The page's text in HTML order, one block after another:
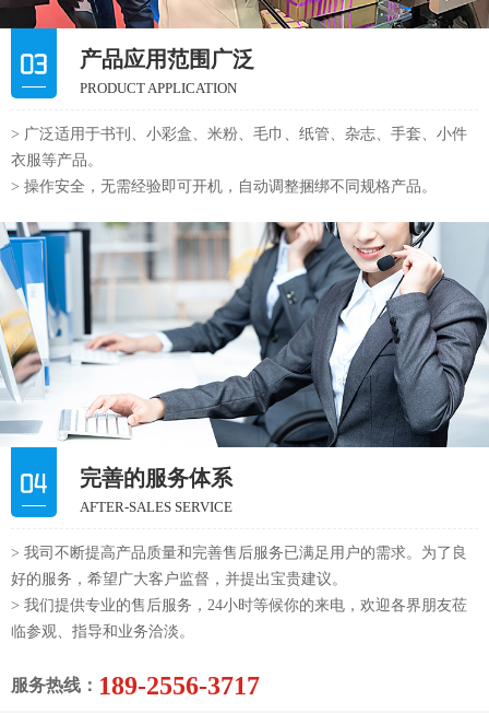
产品应用范围广泛
PRODUCT APPLICATION
> 广泛适用于书刊、小彩盒、米粉、毛巾、纸管、杂志、手套、小件
衣服等产品。
> 操作安全，无需经验即可开机，自动调整捆绑不同规格产品。
完善的服务体系
AFTER-SALES SERVICE
> 我司不断提高产品质量和完善售后服务已满足用户的需求。为了良
好的服务，希望广大客户监督，并提出宝贵建议。
> 我们提供专业的售后服务，24小时等候你的来电，欢迎各界朋友莅
临参观、指导和业务洽淡。
服务热线： 189-2556-3717